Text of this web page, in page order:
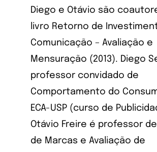
Diego e Otávio são
livro Retorno de
Comunicação – Avaliação e
Mensuração (2013). Diego
professor convidado de
Comportamento do
ECA-USP (curso de
Otávio Freire é professor
de Marcas e Avaliação de